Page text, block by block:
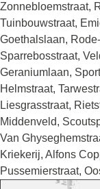
Zonnebloemstraat,
Tuinbouwstraat,
Goethalslaan,
Sparrebosstraat,
Geraniumlaan,
Helmstraat,
Liesgrasstraat,
Middenveld,
Van
Kriekerij, Alfons
Pussemierstraat,